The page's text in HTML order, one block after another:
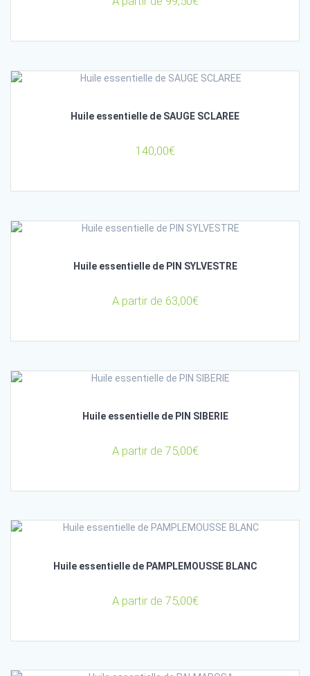
Huile essentielle de SAUGE SCLAREE
140,00€
Huile essentielle de PIN SYLVESTRE
A partir de 63,00€
Huile essentielle de PIN SIBERIE
A partir de 75,00€
Huile essentielle de PAMPLEMOUSSE BLANC
A partir de 75,00€